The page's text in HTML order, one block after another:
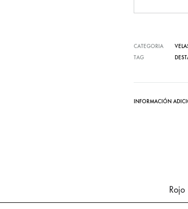
CATEGORIA
TAG
INFORMACIÓN
Rojo